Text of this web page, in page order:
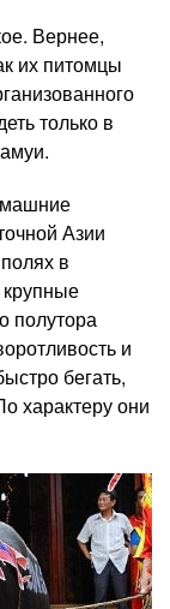
Вернее,
их питомцы
только в
Азии
в
крупные
полутора
и
бегать,
характеру они